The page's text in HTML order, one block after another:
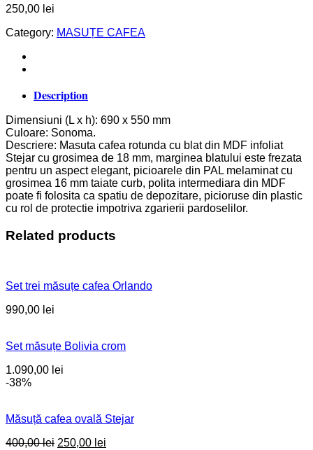
250,00 lei
Category: MASUȚE CAFEA
Description
Dimensiuni (L x h): 690 x 550 mm
Culoare: Sonoma.
Descriere: Masuta cafea rotunda cu blat din MDF infoliat
Stejar cu grosimea de 18 mm, marginea blatului este frezata
pentru un aspect elegant, picioarele din PAL melaminat cu
grosimea 16 mm taiate curb, polita intermediara din MDF
poate fi folosita ca spatiu de depozitare, picioruse din plastic
cu rol de protectie impotriva zgarierii pardoselilor.
Related products
Set trei măsuțe cafea Orlando
990,00 lei
Set măsuțe Bolivia crom
1.090,00 lei
-38%
Măsuță cafea ovală Stejar
400,00lei Original
250,00 lei